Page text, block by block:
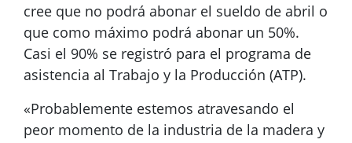
cree que no podrá abonar el sueldo de abril o
que como máximo podrá abonar un 50%.
Casi el 90% se registró para el programa de
asistencia al Trabajo y la Producción (ATP).
«Probablemente estemos atravesando el
peor momento de la industria de la madera y